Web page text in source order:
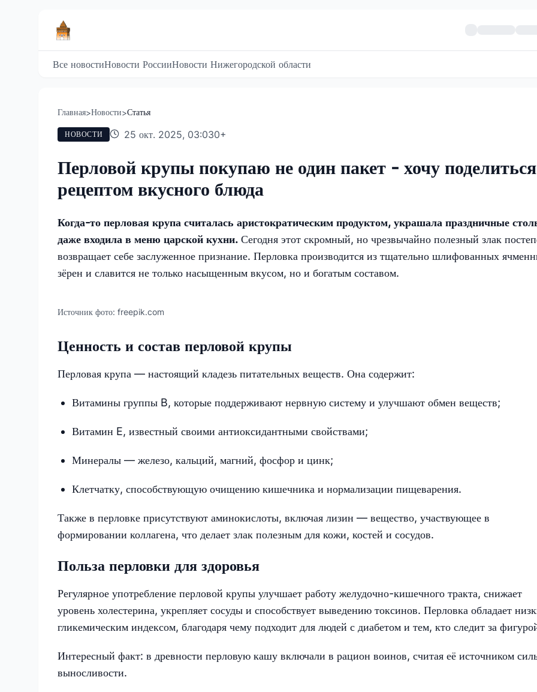
Все новостиНовости РоссииНовости Нижегородской области
Главная>Новости>Статья
НОВОСТИ 25 окт. 2025, 03:030+
Перловой крупы покупаю не один пакет - хочу поделиться
рецептом вкусного блюда
Когда-то перловая крупа считалась аристократическим продуктом, украшала праздничные
даже входила в меню царской кухни. Сегодня этот скромный, но чрезвычайно полезный злак
возвращает себе заслуженное признание. Перловка производится из тщательно шлифованных
зёрен и славится не только насыщенным вкусом, но и богатым составом.
Источник фото: freepik.com
Ценность и состав перловой крупы
Перловая крупа — настоящий кладезь питательных веществ. Она содержит:
Витамины группы B, которые поддерживают нервную систему и улучшают обмен веществ;
Витамин E, известный своими антиоксидантными свойствами;
Минералы — железо, кальций, магний, фосфор и цинк;
Клетчатку, способствующую очищению кишечника и нормализации пищеварения.
Также в перловке присутствуют аминокислоты, включая лизин — вещество, участвующее в
формировании коллагена, что делает злак полезным для кожи, костей и сосудов.
Польза перловки для здоровья
Регулярное употребление перловой крупы улучшает работу желудочно-кишечного тракта, снижает
уровень холестерина, укрепляет сосуды и способствует выведению токсинов. Перловка обладает
гликемическим индексом, благодаря чему подходит для людей с диабетом и тем, кто следит за
Интересный факт: в древности перловую кашу включали в рацион воинов, считая её источником
выносливости.